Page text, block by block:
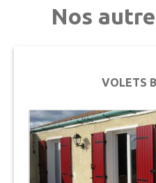
Nos
VOLETS